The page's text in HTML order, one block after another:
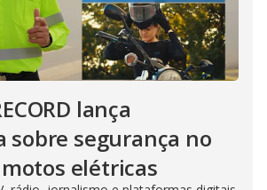
lança
sobre segurança no
elétricas